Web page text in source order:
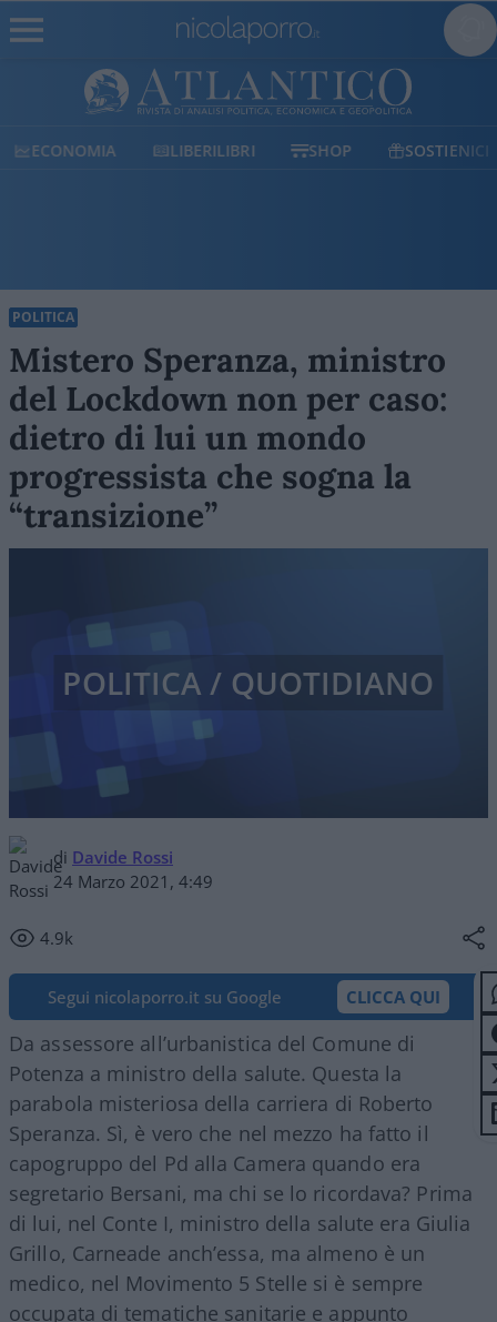
ECONOMIA LIBERILIBRI SHOP SOSTIENICI
POLITICA
Mistero Speranza, ministro
del Lockdown non per caso:
dietro di lui un mondo
progressista che sogna la
“transizione”
di Davide Rossi
24 Marzo 2021, 4:49
4.9k
POLITICA / QUOTIDIANO
Segui nicolaporro.it su Google CLICCA QUI
Da assessore all’urbanistica del Comune di
Potenza a ministro della salute. Questa la
parabola misteriosa della carriera di Roberto
Speranza. Sì, è vero che nel mezzo ha fatto il
capogruppo del Pd alla Camera quando era
segretario Bersani, ma chi se lo ricordava? Prima
di lui, nel Conte I, ministro della salute era Giulia
Grillo, Carneade anch’essa, ma almeno è un
medico, nel Movimento 5 Stelle si è sempre
occupata di tematiche sanitarie e appunto